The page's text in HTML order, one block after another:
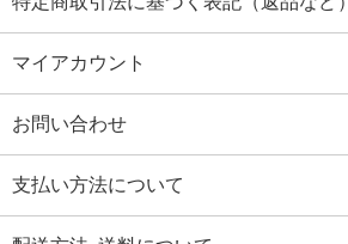
マイアカウント
お問い合わせ
支払い方法について